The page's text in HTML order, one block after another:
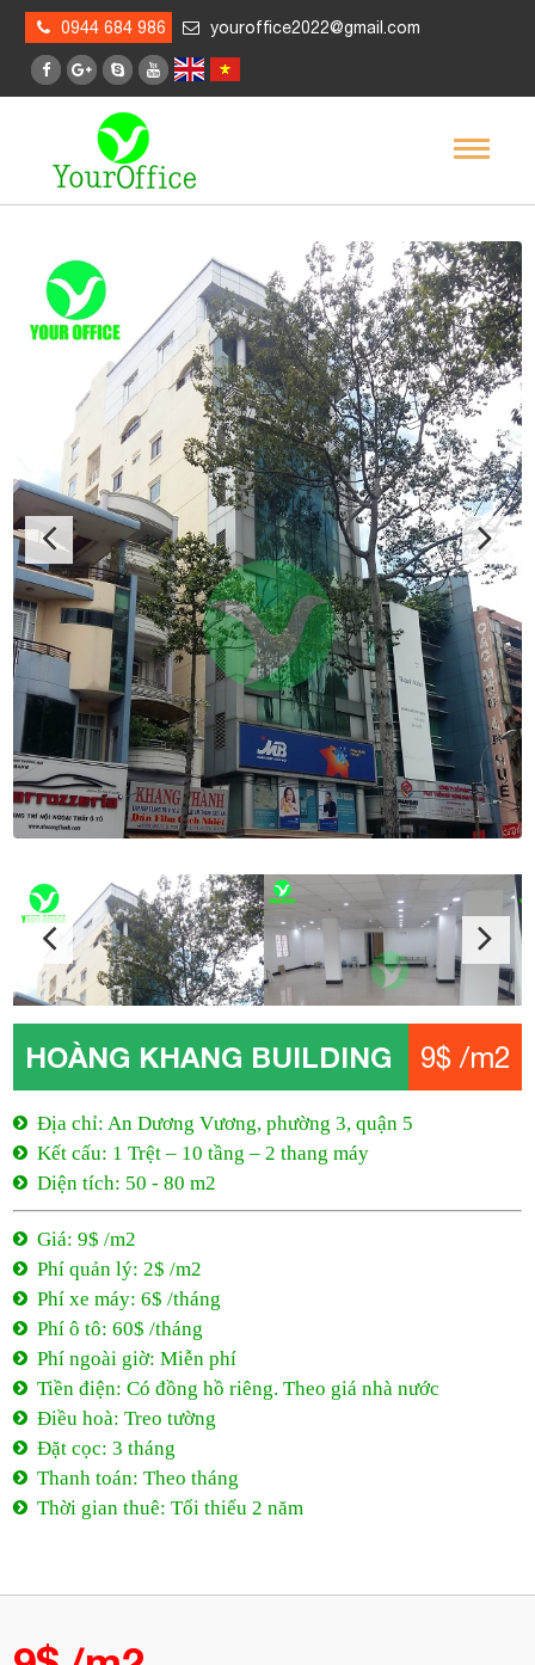
0944 684 986 youroffice2022@gmail.com
HOÀNG KHANG BUILDING 9$ /m2
Địa chỉ: An Dương Vương, phường 3, quận 5
Kết cấu: 1 Trệt – 10 tầng – 2 thang máy
Diện tích: 50 - 80 m2
Giá: 9$ /m2
Phí ô tô: 60$ /tháng
Phí ngoài giờ: Miễn phí
Tiền điện: Có đồng hồ riêng. Theo giá nhà nước
Điều hoà: Treo tường
Đặt cọc: 3 tháng
Thanh toán: Theo tháng
Thời gian thuê: Tối thiểu 2 năm
9$ /m2- An Dương Vương
An Dương Vương, phường 3, quận 5